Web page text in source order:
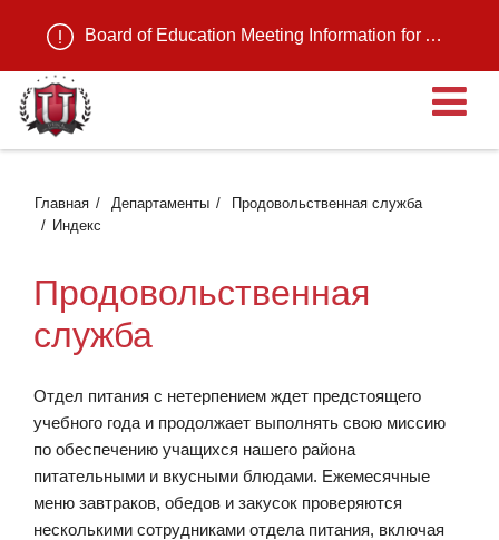
Board of Education Meeting Information for August 11, 2026
Главная Департаменты
Продовольственная служба
Индекс
Продовольственная
служба
Отдел питания с нетерпением ждет предстоящего
учебного года и продолжает выполнять свою миссию
по обеспечению учащихся нашего района
питательными и вкусными блюдами. Ежемесячные
меню завтраков, обедов и закусок проверяются
несколькими сотрудниками отдела питания, включая